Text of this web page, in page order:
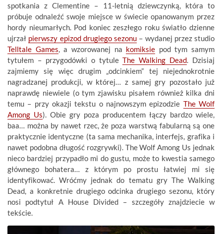
spotkania z Clementine – 11-letnią dziewczynką, która to
próbuje odnaleźć swoje miejsce w świecie opanowanym przez
hordy nieumarłych. Pod koniec zeszłego roku światło dzienne
ujrzał pierwszy epizod drugiego sezonu – wydanej przez studio
Telltale Games, a wzorowanej na komiksie pod tym samym
tytułem – przygodówki o tytuleThe Walking Dead. Dzisiaj
zajmiemy się więc drugim „odcinkiem” tej niejednokrotnie
nagradzanej produkcji, w której… z samej gry pozostało już
naprawdę niewiele (o tym zjawisku pisałem również kilka dni
temu – przy okazji tekstu o najnowszym epizodzie The Wolf
Among Us). Obie gry poza producentem łączy bardzo wiele,
baa… można by nawet rzec, że poza warstwą fabularną są one
praktycznie identyczne (ta sama mechanika, interfejs, grafika i
nawet podobna długość rozgrywki). The Wolf Among Us jednak
nieco bardziej przypadło mi do gustu, może to kwestia samego
głównego bohatera… z którym po prostu łatwiej mi się
identyfikować. Wróćmy jednak do tematu gry The Walking
Dead, a konkretnie drugiego odcinka drugiego sezonu, który
nosi podtytuł A House Divided – szczegóły znajdziecie w
tekście.